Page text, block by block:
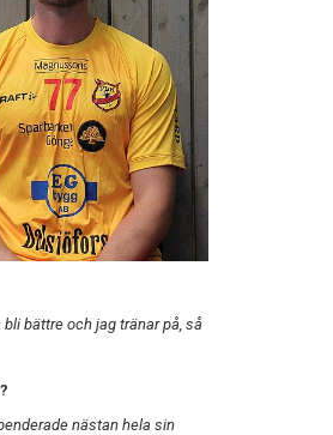
bättre och jag tränar på, så
nästan hela sin